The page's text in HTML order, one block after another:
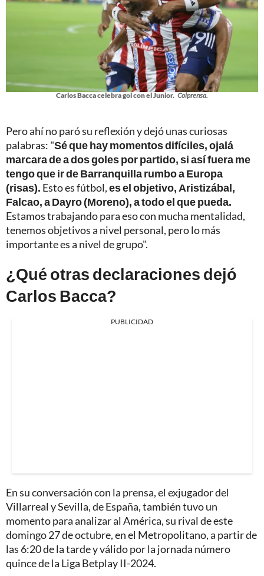
Carlos Bacca celebra gol con el Junior. Colprensa.
Pero ahí no paró su reflexión y dejó unas curiosas
palabras: "Sé que hay momentos difíciles, ojalá
marcara de a dos goles por partido, si así fuera me
tengo que ir de Barranquilla rumbo a Europa
(risas). Esto es fútbol,es el objetivo, Aristizábal,
Falcao, a Dayro (Moreno), a todo el que pueda.
Estamos trabajando para eso con mucha mentalidad,
tenemos objetivos a nivel personal, pero lo más
importante es a nivel de grupo".
¿Qué otras declaraciones dejó
Carlos Bacca?
PUBLICIDAD
En su conversación con la prensa, el exjugador del
Villarreal y Sevilla, de España, también tuvo un
momento para analizar al América, su rival de este
domingo 27 de octubre, en el Metropolitano, a partir de
las 6:20 de la tarde y válido por la jornada número
quince de la Liga Betplay II-2024.